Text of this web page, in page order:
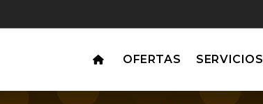
OFERTAS SERVICIOS